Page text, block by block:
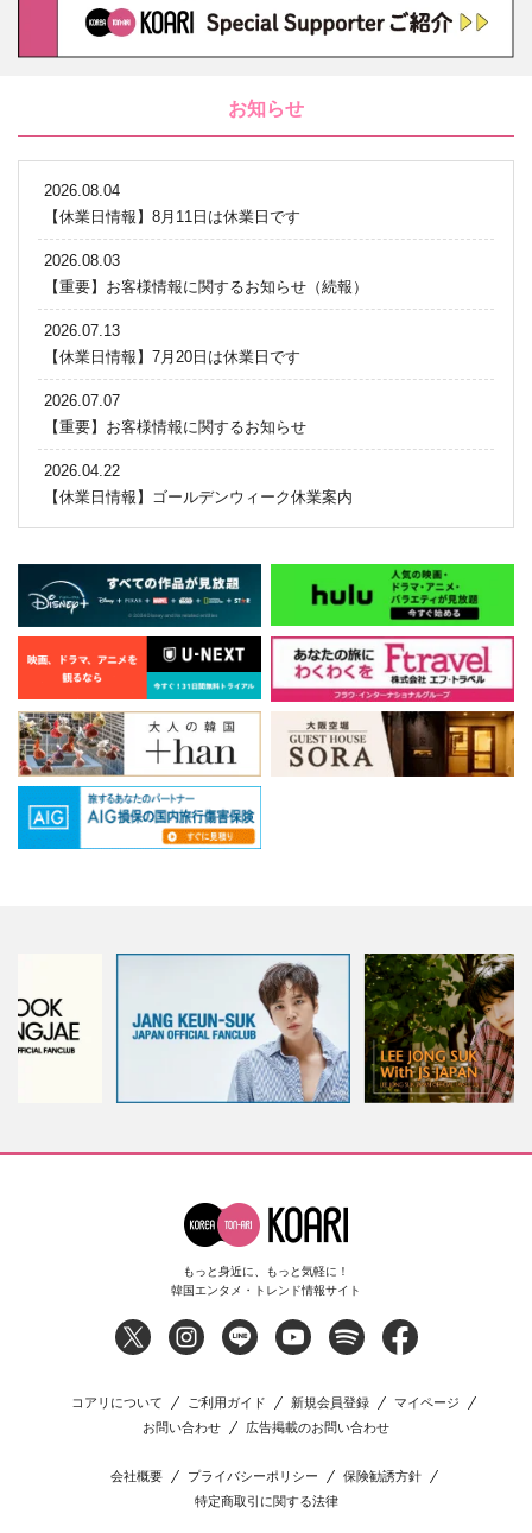
お知らせ
2026.08.04
【休業日情報】8月11日は休業日です
2026.08.03
【重要】お客様情報に関するお知らせ（続報）
2026.07.13
【休業日情報】7月20日は休業日です
2026.07.07
【重要】お客様情報に関するお知らせ
2026.04.22
【休業日情報】ゴールデンウィーク休業案内
もっと身近に、もっと気軽に！
韓国エンタメ・トレンド情報サイト
コアリについて ご利用ガイド 新規会員登録
マイページ
お問い合わせ
広告掲載のお問い合わせ
会社概要 プライバシーポリシー
保険勧誘方針
特定商取引に関する法律